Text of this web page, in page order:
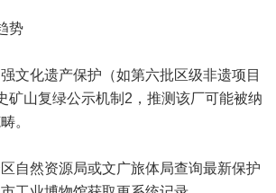
势
文化遗产保护（如第六批区级非遗项目
矿山复绿公示机制2，推测该厂可能被纳
。
自然资源局或文广旅体局查询最新保护